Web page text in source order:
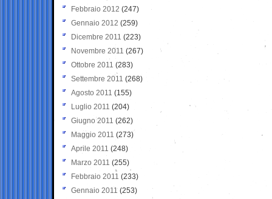
Febbraio 2012 (247)
Gennaio 2012 (259)
Dicembre 2011 (223)
Novembre 2011 (267)
Ottobre 2011 (283)
Settembre 2011 (268)
Agosto 2011 (155)
Luglio 2011 (204)
Giugno 2011 (262)
Maggio 2011 (273)
Aprile 2011 (248)
Marzo 2011 (255)
Febbraio 2011 (233)
Gennaio 2011 (253)